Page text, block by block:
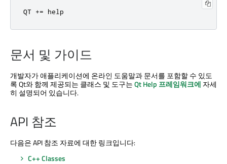
QT += help
문서 및 가이드
개발자가 애플리케이션에 온라인 도움말과 문서를 포함할 수 있도
록 Qt와 함께 제공되는 클래스 및 도구는Qt Help 프레임워크에 자세
히 설명되어 있습니다.
API 참조
다음은 API 참조 자료에 대한 링크입니다:
C++ Classes